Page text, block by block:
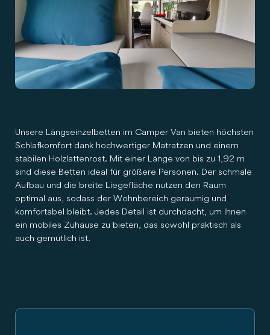
Unsere Längseinzelbetten im Camper Van bieten höchsten
Schlafkomfort dank hochwertiger Matratzen und einem
stabilen Holzlattenrost. Mit einer Länge von bis zu 1,92 m
sind diese Betten ideal für größere Personen. Der schmale
Aufbau und die breite Liegefläche nutzen den Raum
optimal aus, sodass der Wohnbereich geräumig und
komfortabel bleibt. Jedes Detail ist durchdacht, um Ihnen
ein mobiles Zuhause zu bieten, das sowohl praktisch als
auch gemütlich ist.